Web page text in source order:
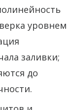
уровнем
заливки;
до